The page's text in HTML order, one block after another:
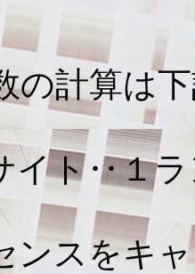
の計算は
イト‥１
ンスをキ